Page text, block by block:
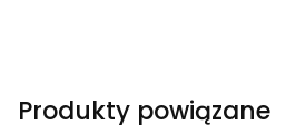
Produkty powiązane